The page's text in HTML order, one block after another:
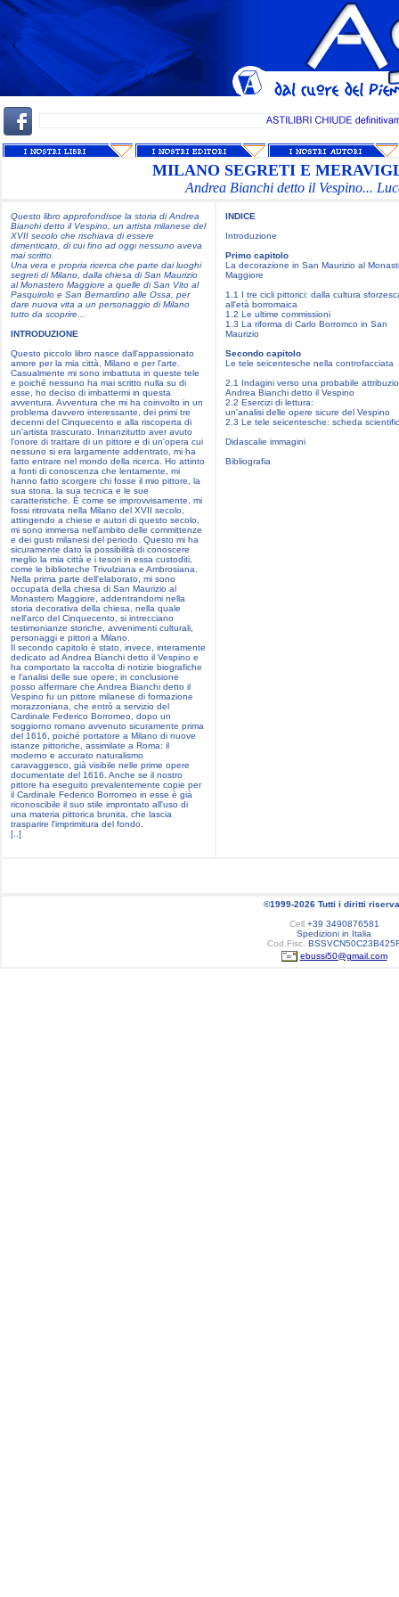
MILANO SEGRETI E
Andrea Bianchi detto il Vespino...
Questo libro approfondisce la storia di Andrea
Bianchi detto il Vespino, un artista milanese del
XVII secolo che rischiava di essere
dimenticato, di cui fino ad oggi nessuno aveva
mai scritto.
Una vera e propria ricerca che parte dai luoghi
segreti di Milano, dalla chiesa di San Maurizio
al Monastero Maggiore a quelle di San Vito al
Pasquirolo e San Bernardino alle Ossa, per
dare nuova vita a un personaggio di Milano
tutto da scoprire...
INTRODUZIONE
Questo piccolo libro nasce dall'appassionato
amore per la mia città, Milano e per l'arte.
Casualmente mi sono imbattuta in queste tele
e poiché nessuno ha mai scritto nulla su di
esse, ho deciso di imbattermi in questa
avventura. Avventura che mi ha coinvolto in un
problema davvero interessante, dei primi tre
decenni del Cinquecento e alla riscoperta di
un'artista trascurato. Innanzitutto aver avuto
l'onore di trattare di un pittore e di un'opera cui
nessuno si era largamente addentrato, mi ha
fatto entrare nel mondo della ricerca. Ho attinto
a fonti di conoscenza che lentamente, mi
hanno fatto scorgere chi fosse il mio pittore, la
sua storia, la sua tecnica e le sue
caratteristiche. É come se improvvisamente, mi
fossi ritrovata nella Milano del XVII secolo,
attingendo a chiese e autori di questo secolo,
mi sono immersa nell'ambito delle committenze
e dei gusti milanesi del periodo. Questo mi ha
sicuramente dato la possibilità di conoscere
meglio la mia città e i tesori in essa custoditi,
come le biblioteche Trivulziana e Ambrosiana.
Nella prima parte dell'elaborato, mi sono
occupata della chiesa di San Maurizio al
Monastero Maggiore, addentrandomi nella
storia decorativa della chiesa, nella quale
nell'arco del Cinquecento, si intrecciano
testimonianze storiche, avvenimenti culturali,
personaggi e pittori a Milano.
Il secondo capitolo è stato, invece, interamente
dedicato ad Andrea Bianchi detto il Vespino e
ha comportato la raccolta di notizie biografiche
e l'analisi delle sue opere; in conclusione
posso affermare che Andrea Bianchi detto il
Vespino fu un pittore milanese di formazione
morazzoniana, che entrò a servizio del
Cardinale Federico Borromeo, dopo un
soggiorno romano avvenuto sicuramente prima
del 1616, poiché portatore a Milano di nuove
istanze pittoriche, assimilate a Roma: il
moderno e accurato naturalismo
caravaggesco, già visibile nelle prime opere
documentate del 1616. Anche se il nostro
pittore ha eseguito prevalentemente copie per
il Cardinale Federico Borromeo in esse è già
riconoscibile il suo stile improntato all'uso di
una materia pittorica brunita, che lascia
trasparire l'imprimitura del fondo.
[..]
INDICE
Introduzione
Primo capitolo
La decorazione in San Maurizio al
Maggiore
1.1 I tre cicli pittorici: dalla cultura
all'età borromaica
1.2 Le ultime commissioni
1.3 La riforma di Carlo Borromco in San
Maurizio
Secondo capitolo
Le tele seicentesche nella controfacciata
2.1 Indagini verso una probabile
Andrea Bianchi detto il Vespino
2.2 Esercizi di lettura:
un'analisi delle opere sicure del Vespino
2.3 Le tele seicentesche: scheda
Didascalie immagini
Bibliografia
©1999-2026 Tutti i diritti
Cell+39 3490876581
Spedizioni in Italia
Cod.Fisc.
ebussi50@gmail.com